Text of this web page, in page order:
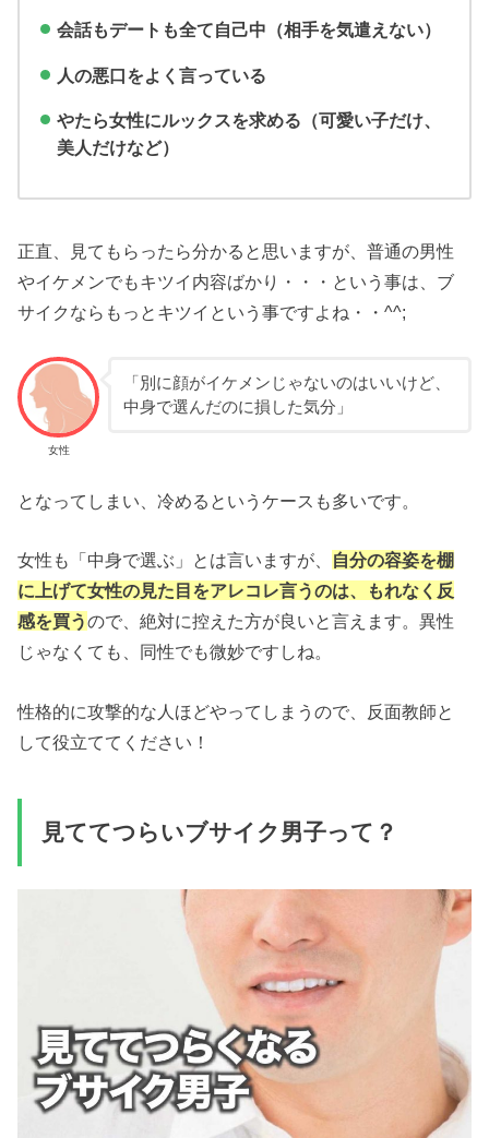
会話もデートも全て自己中（相手を気遣えない）
人の悪口をよく言っている
やたら女性にルックスを求める（可愛い子だけ、
美人だけなど）
正直、見てもらったら分かると思いますが、普通の男性
やイケメンでもキツイ内容ばかり・・・という事は、ブ
サイクならもっとキツイという事ですよね・・^^;
女性
「別に顔がイケメンじゃないのはいいけど、
中身で選んだのに損した気分」
となってしまい、冷めるというケースも多いです。
女性も「中身で選ぶ」とは言いますが、 自分の容姿を棚
に上げて女性の見た目をアレコレ言うのは、もれなく反
感を買うので、絶対に控えた方が良いと言えます。異性
じゃなくても、同性でも微妙ですしね。
性格的に攻撃的な人ほどやってしまうので、反面教師と
して役立ててください！
見ててつらいブサイク男子って？